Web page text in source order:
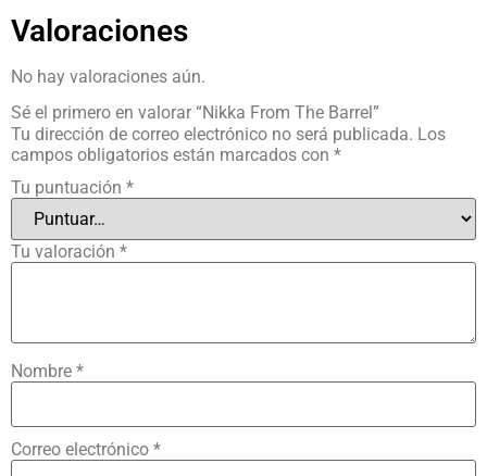
Valoraciones
No hay valoraciones aún.
Sé el primero en valorar “Nikka From The Barrel”
Tu dirección de correo electrónico no será publicada. Los
campos obligatorios están marcados con *
Tu puntuación *
Tu valoración *
Nombre *
Correo electrónico *